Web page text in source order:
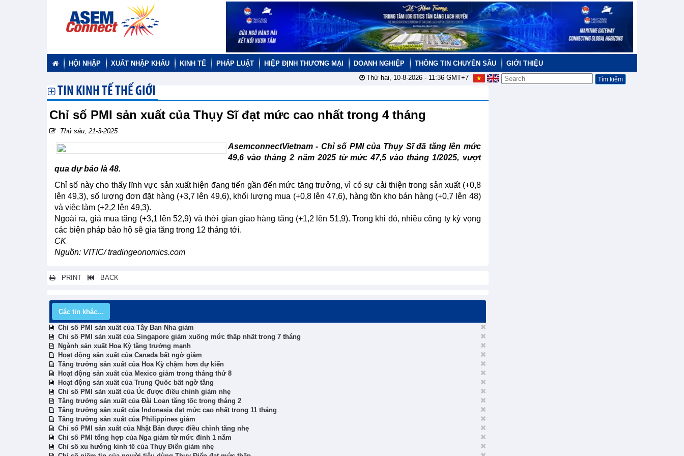
HỘI NHẬP XUẤT NHẬP KHẨU KINH TẾ PHÁP LUẬT HIỆP ĐỊNH THƯƠNG MẠI DOANH NGHIỆP THÔNG TIN CHUYÊN SÂU
GIỚI THIỆU
Thứ hai, 10-8-2026 - 11:36GMT+7
TIN KINH TẾ THẾ GIỚI
Chỉ số PMI sản xuất của Thụy Sĩ đạt mức cao nhất trong 4 tháng
Thứ sáu, 21-3-2025
AsemconnectVietnam - Chỉ số PMI của Thụy Sĩ đã tăng lên mức
49,6 vào tháng 2 năm 2025 từ mức 47,5 vào tháng 1/2025, vượt
qua dự báo là 48.
Chỉ số này cho thấy lĩnh vực sản xuất hiện đang tiến gần đến mức tăng trưởng, vì có sự cải thiện trong sản xuất (+0,8
lên 49,3), số lượng đơn đặt hàng (+3,7 lên 49,6), khối lượng mua (+0,8 lên 47,6), hàng tồn kho bán hàng (+0,7 lên 48)
và việc làm (+2,2 lên 49,3).
Ngoài ra, giá mua tăng (+3,1 lên 52,9) và thời gian giao hàng tăng (+1,2 lên 51,9). Trong khi đó, nhiều công ty kỳ vọng
các biện pháp bảo hộ sẽ gia tăng trong 12 tháng tới.
CK
Nguồn: VITIC/ tradingeonomics.com
PRINT BACK
Các tin khác...
Chỉ số PMI sản xuất của Tây Ban Nha giảm
Chỉ số PMI sản xuất của Singapore giảm xuống mức thấp nhất trong 7 tháng
Ngành sản xuất Hoa Kỳ tăng trưởng mạnh
Hoạt động sản xuất của Canada bất ngờ giảm
Tăng trưởng sản xuất của Hoa Kỳ chậm hơn dự kiến
Hoạt động sản xuất của Mexico giảm trong tháng thứ 8
Hoạt động sản xuất của Trung Quốc bất ngờ tăng
Chỉ số PMI sản xuất của Úc được điều chỉnh giảm nhẹ
Tăng trưởng sản xuất của Đài Loan tăng tốc trong tháng 2
Tăng trưởng sản xuất của Indonesia đạt mức cao nhất trong 11 tháng
Tăng trưởng sản xuất của Philippines giảm
Chỉ số PMI sản xuất của Nhật Bản được điều chỉnh tăng nhẹ
Chỉ số PMI tổng hợp của Nga giảm từ mức đỉnh 1 năm
Chỉ số xu hướng kinh tế của Thụy Điển giảm nhẹ